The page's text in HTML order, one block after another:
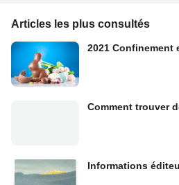
Articles les plus consultés
2021 Confinement
Comment trouver
Informations